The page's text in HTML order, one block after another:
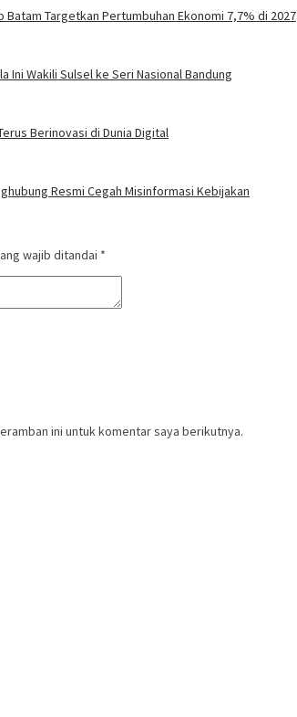
Batam Targetkan Pertumbuhan Ekonomi 7,7% di 2027
Ini Wakili Sulsel ke Seri Nasional Bandung
Berinovasi di Dunia Digital
Resmi Cegah Misinformasi Kebijakan
wajib ditandai *
ini untuk komentar saya berikutnya.